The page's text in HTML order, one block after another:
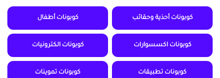
كوبونات أحذية وحقائب كوبونات أطفال
كوبونات اكسسوارات كوبونات الكترونيات
كوبونات تطبيقات كوبونات تموينات